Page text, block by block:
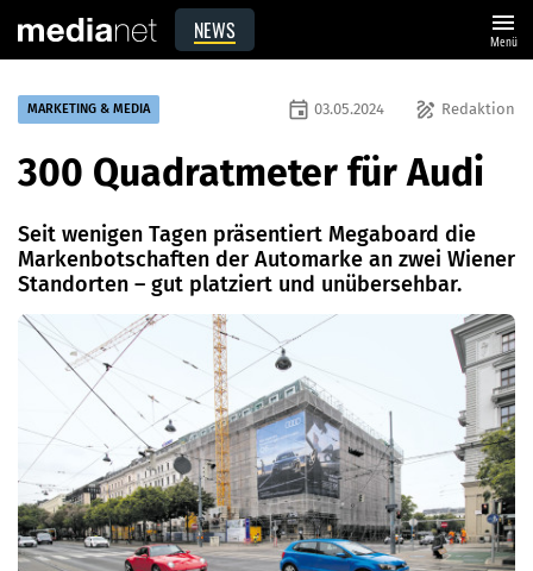
NEWS menu
Menü
MARKETING & MEDIA draw Redaktion
event 03.05.2024
300 Quadratmeter für Audi
Seit wenigen Tagen präsentiert Megaboard die
Markenbotschaften der Automarke an zwei Wiener
Standorten – gut platziert und unübersehbar.